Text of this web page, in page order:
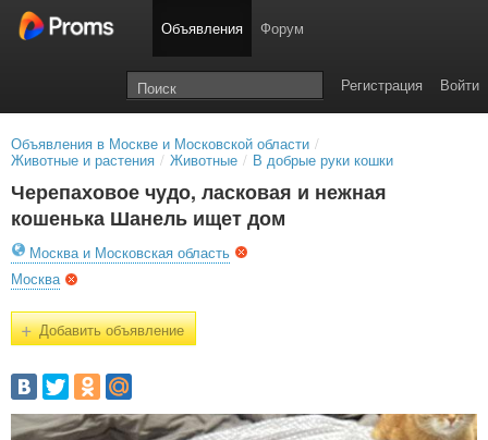
Объявления Форум
Войти
Регистрация
Объявления в Москве и Московской области /
Животные и растения / Животные / В добрые руки кошки
Черепаховое чудо, ласковая и нежная
кошенька Шанель ищет дом
Москва и Московская область
Москва
+Добавить объявление